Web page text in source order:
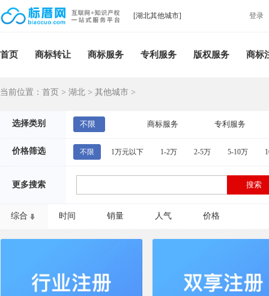
[湖北其他城市] 登录
首页 商标转让 商标服务 专利服务 版权服务 商标
当前位置： 首页 > 湖北 > 其他城市 >
选择类别 不限 商标服务 专利服务
价格筛选 不限 1万元以下 1-2万 2-5万 5-10万
更多搜索
综合 时间 销量 人气 价格